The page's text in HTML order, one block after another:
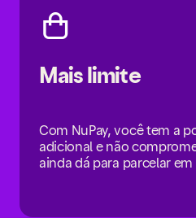
Mais limite
Com NuPay, você tem a
adicional e não
ainda dá para parcelar em